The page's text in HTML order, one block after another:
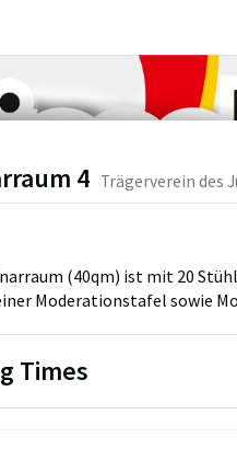
4 Trägerverein des
(40qm) ist mit 20
Moderationstafel sowie
Times